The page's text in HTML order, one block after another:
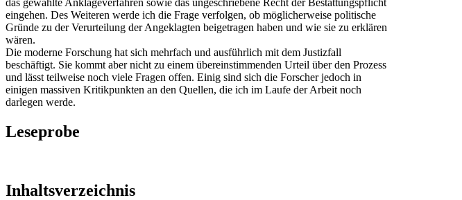
eingehen. Des Weiteren werde ich die Frage verfolgen, ob möglicherweise politische
Gründe zu der Verurteilung der Angeklagten beigetragen haben und wie sie zu erklären
wären.
Die moderne Forschung hat sich mehrfach und ausführlich mit dem Justizfall
beschäftigt. Sie kommt aber nicht zu einem übereinstimmenden Urteil über den Prozess
und lässt teilweise noch viele Fragen offen. Einig sind sich die Forscher jedoch in
einigen massiven Kritikpunkten an den Quellen, die ich im Laufe der Arbeit noch
darlegen werde.
Leseprobe
Inhaltsverzeichnis